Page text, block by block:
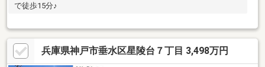
で徒歩15分♪
兵庫県神戸市垂水区星陵台７丁目 3,498万円